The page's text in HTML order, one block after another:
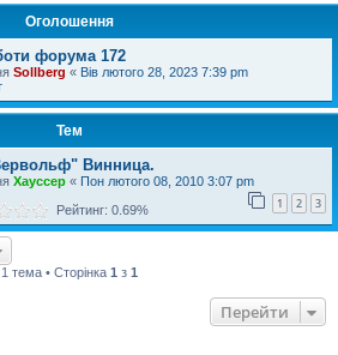
Оголошення
форума 172
Sollberg « Вів лютого 28, 2023 7:39 pm
Тем
Винница.
Хауссер « Пон лютого 08, 2010 3:07 pm
1 2 3
Рейтинг: 0.69%
1 тема • Сторінка 1 з 1
Перейти